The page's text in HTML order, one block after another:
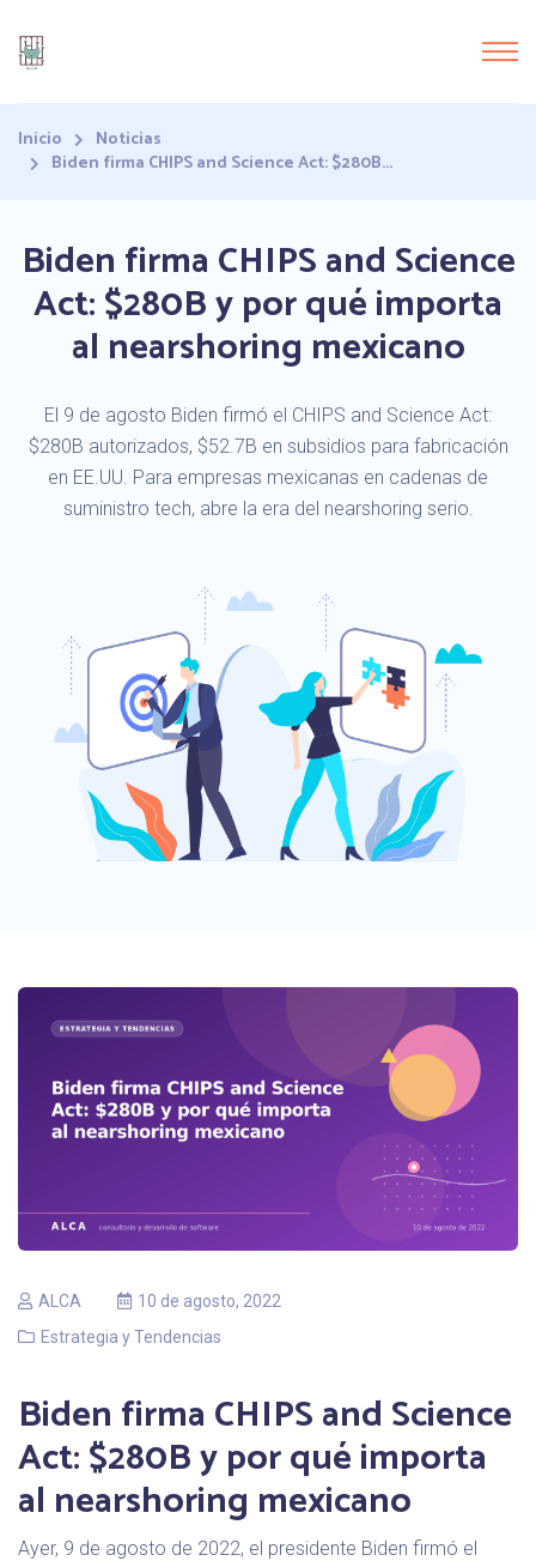
Inicio
Noticias
Biden firma CHIPS and Science Act: $280B...
Biden firma CHIPS and Science
Act: $280B y por qué importa
al nearshoring mexicano
El 9 de agosto Biden firmó el CHIPS and Science Act:
$280B autorizados, $52.7B en subsidios para fabricación
en EE.UU. Para empresas mexicanas en cadenas de
suministro tech, abre la era del nearshoring serio.
ALCA
10 de agosto, 2022
Estrategia y Tendencias
Biden firma CHIPS and Science
Act: $280B y por qué importa
al nearshoring mexicano
Ayer, 9 de agosto de 2022, el presidente Biden firmó el